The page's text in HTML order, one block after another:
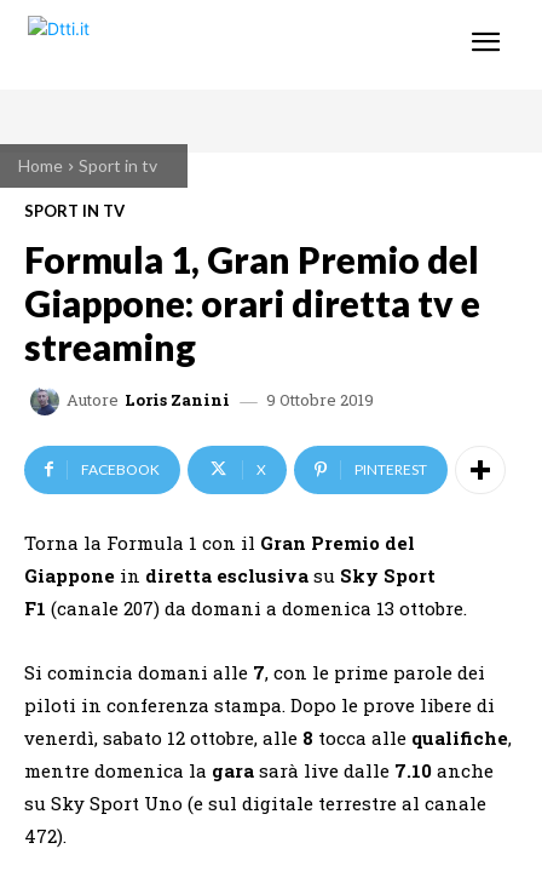
Home Sport in tv
SPORT IN TV
Formula 1, Gran Premio del
Giappone: orari diretta tv e
streaming
Autore Loris Zanini 9 Ottobre 2019
FACEBOOK X PINTEREST
Torna la Formula 1 con il Gran Premio del
Giappone in diretta esclusiva su Sky Sport
F1 (canale 207) da domani a domenica 13 ottobre.
Si comincia domani alle 7, con le prime parole dei
piloti in conferenza stampa. Dopo le prove libere di
venerdì, sabato 12 ottobre, alle 8 tocca alle qualifiche,
mentre domenica la gara sarà live dalle 7.10 anche
su Sky Sport Uno (e sul digitale terrestre al canale
472).